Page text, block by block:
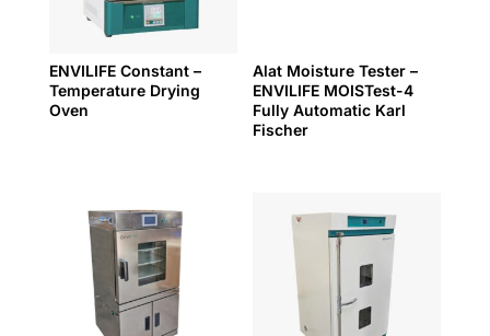
ENVILIFE Constant –
Temperature Drying
Oven
Alat Moisture Tester –
ENVILIFE MOISTest-4
Fully Automatic Karl
Fischer